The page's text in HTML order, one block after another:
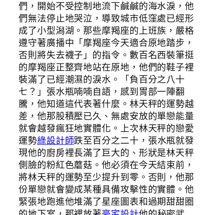
們，開始不受控制地流下鹹鹹的海水淚，他
們無法停止地哭泣，導致城市低窪處已經形
成了小型潟湖。那些摩羯座的上班族，嚴格
遵守著廣播中「摩羯座今天適合原地踏步，
否則將失去襪子」的指令。數百名西裝筆挺
的摩羯座正整齊地站在原地，他們的鞋子裡
裝滿了已經潮濕的淚水。「負百分之八十
七？」張水瓶喃喃自語，感到胃部一陣翻
騰，他知道這代表著什麼。林天秤的運勢越
差，他那股積壓已久、無處安放的單戀能量
就會越發瘋狂地實體化。上次林天秤的戀愛
運勢綠設計師跌至百分之二十，張水瓶就發
現他的廚房裡長滿了巨大的、形狀是林天秤
側臉的粉紅色蘑菇。他必須在今天結束前，
將林天秤的運勢至少提升到零。否則，他那
份單戀就會變成某種具備攻擊性的實體。他
緊張地跑進他堆滿了星座圖表和過期甜甜圈